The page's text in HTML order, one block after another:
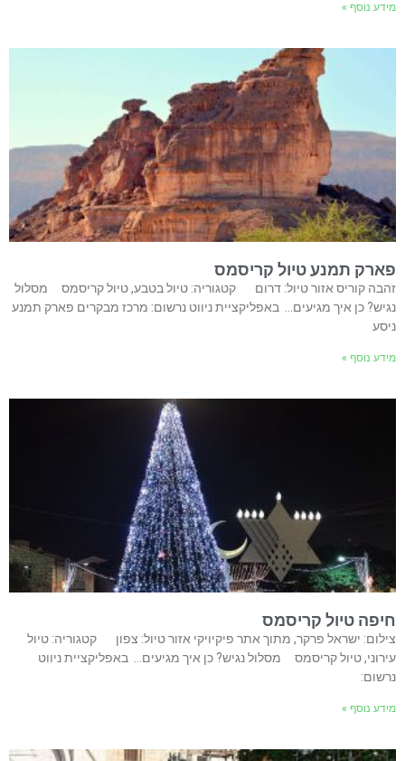
מידע נוסף »
פארק תמנע טיול קריסמס
זהבה קוריס אזור טיול: דרום קטגוריה: טיול בטבע, טיול קריסמס מסלול
נגיש? כן איך מגיעים… באפליקציית ניווט נרשום: מרכז מבקרים פארק תמנע
ניסע
מידע נוסף »
חיפה טיול קריסמס
צילום: ישראל פרקר, מתוך אתר פיקיויקי אזור טיול: צפון קטגוריה: טיול
עירוני, טיול קריסמס מסלול נגיש? כן איך מגיעים… באפליקציית ניווט
נרשום:
מידע נוסף »